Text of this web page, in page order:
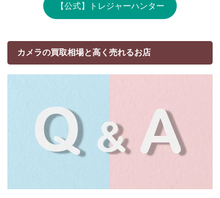
【公式】トレジャーハンター
カメラの買取相場と高く売れるお店